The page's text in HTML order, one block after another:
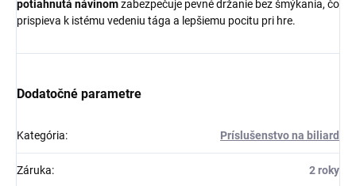
potiahnutá návinomzabezpečuje pevné držanie bez šmýkania, čo
prispieva k istému vedeniu tága a lepšiemu pocitu pri hre.
Dodatočné parametre
Kategória: Príslušenstvo na biliard
Záruka: 2 roky